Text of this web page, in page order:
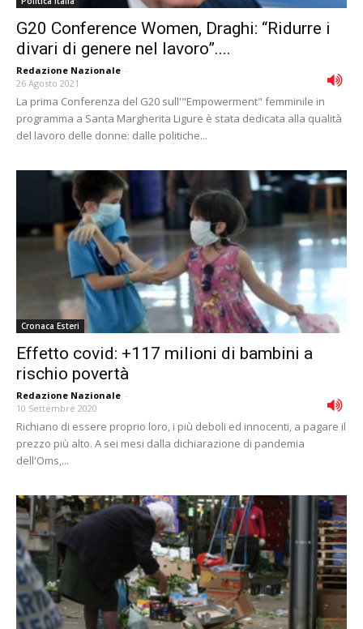
G20 Conference Women, Draghi: “Ridurre i
divari di genere nel lavoro”....
Redazione Nazionale -
26 Agosto 2021
La prima Conferenza del G20 sull'"Empowerment" femminile in
programma a Santa Margherita Ligure è stata dedicata alla qualità
del lavoro delle donne: dalle politiche...
Cronaca Esteri
Effetto covid: +117 milioni di bambini a
rischio povertà
Redazione Nazionale -
10 Settembre 2020
Richiano di essere proprio loro, i più deboli ed innocenti, a pagare il
prezzo più alto. A sei mesi dalla dichiarazione di pandemia
dell'Oms,...